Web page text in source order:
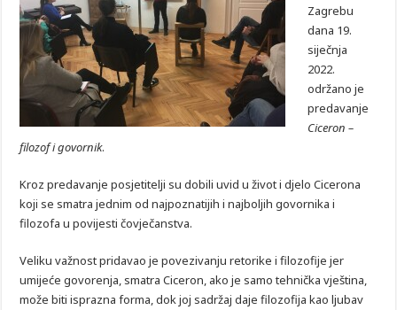
Zagrebu
dana 19.
siječnja
2022.
održano je
predavanje
Ciceron –
filozof i govornik.
Kroz predavanje posjetitelji su dobili uvid u život i djelo Cicerona
koji se smatra jednim od najpoznatijih i najboljih govornika i
filozofa u povijesti čovječanstva.
Veliku važnost pridavao je povezivanju retorike i filozofije jer
umijeće govorenja, smatra Ciceron, ako je samo tehnička vještina,
može biti isprazna forma, dok joj sadržaj daje filozofija kao ljubav